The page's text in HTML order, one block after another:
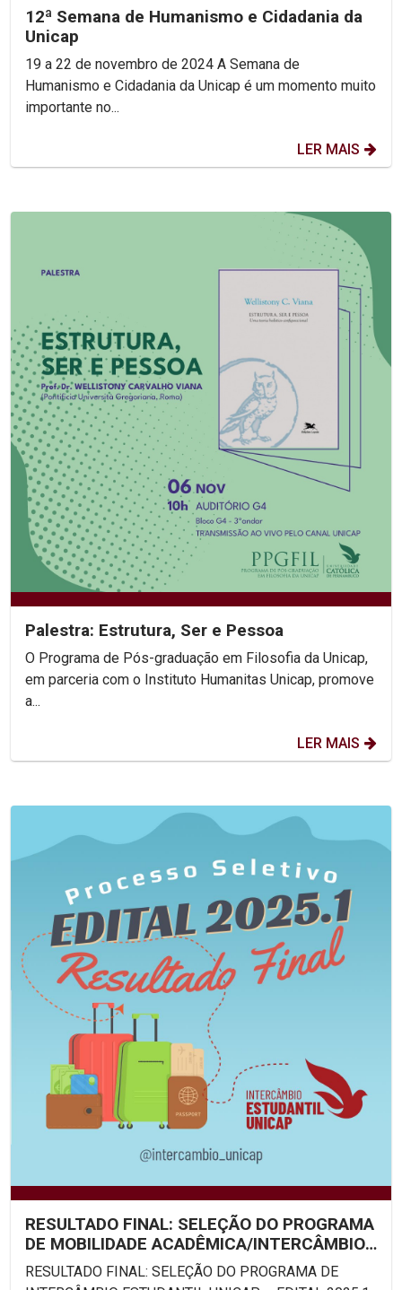
12ª Semana de Humanismo e Cidadania da
Unicap
19 a 22 de novembro de 2024 A Semana de
Humanismo e Cidadania da Unicap é um momento muito
importante no...
LER MAIS
Palestra: Estrutura, Ser e Pessoa
O Programa de Pós-graduação em Filosofia da Unicap,
em parceria com o Instituto Humanitas Unicap, promove
a...
LER MAIS
RESULTADO FINAL: SELEÇÃO DO PROGRAMA
DE MOBILIDADE ACADÊMICA/INTERCÂMBIO
ESTUDANTIL UNICAP –...
RESULTADO FINAL: SELEÇÃO DO PROGRAMA DE